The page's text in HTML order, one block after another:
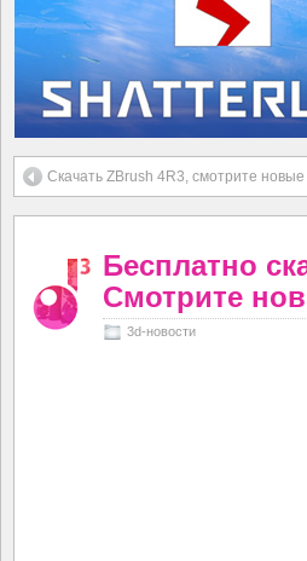
Скачать ZBrush 4R3, смотрите
Бесплатно
Смотрите
3d-новости